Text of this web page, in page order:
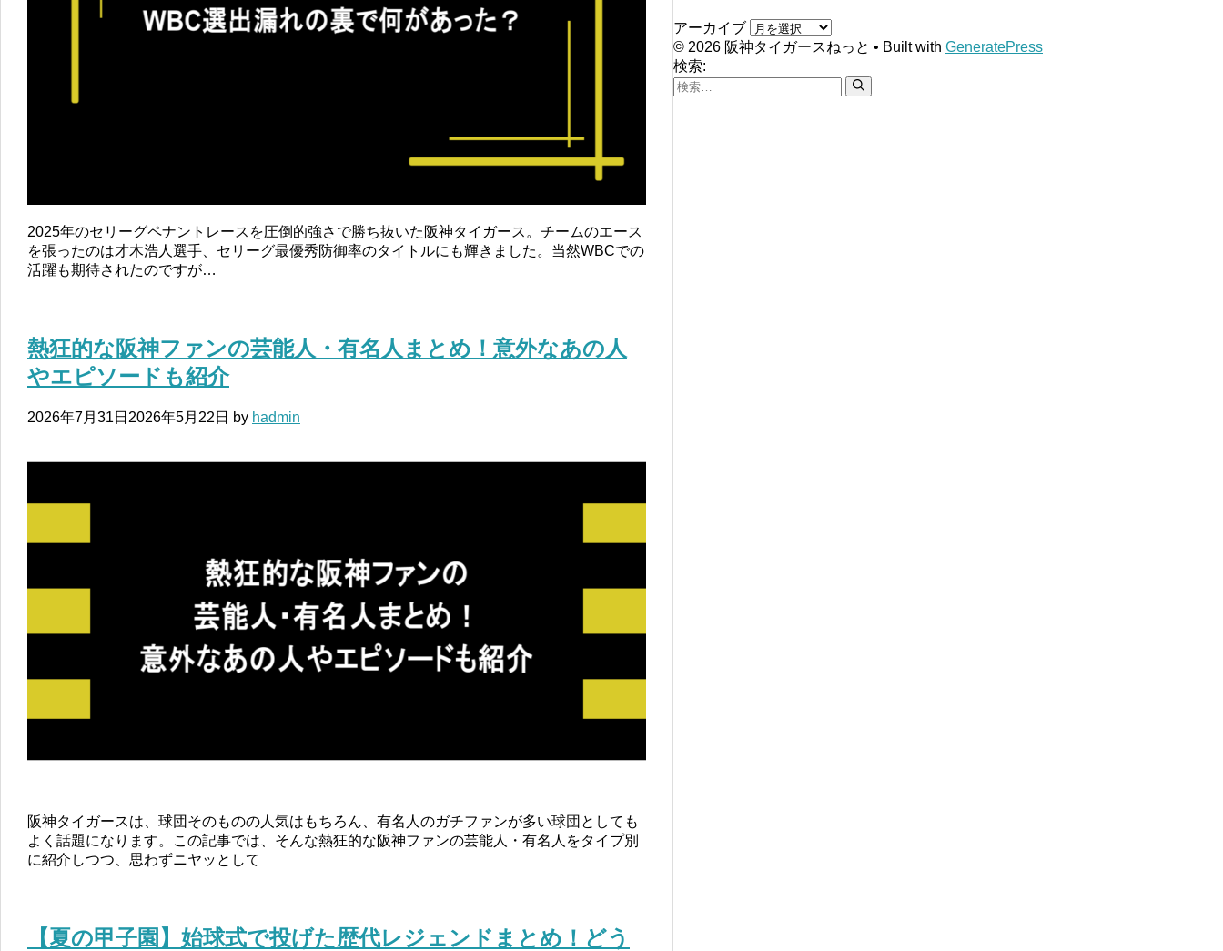
2025年のセリーグペナントレースを圧倒的強さで勝ち抜いた阪神タイガース。チームのエース
を張ったのは才木浩人選手、セリーグ最優秀防御率のタイトルにも輝きました。当然WBCでの
活躍も期待されたのですが…
熱狂的な阪神ファンの芸能人・有名人まとめ！意外なあの人
やエピソードも紹介
2026年7月31日 2026年5月22日 by hadmin
阪神タイガースは、球団そのものの人気はもちろん、有名人のガチファンが多い球団としても
よく話題になります。この記事では、そんな熱狂的な阪神ファンの芸能人・有名人をタイプ別
に紹介しつつ、思わずニヤッとして
【夏の甲子園】始球式で投げた歴代レジェンドまとめ！どう
アーカイブ
© 2026 阪神タイガースねっと • Built with GeneratePress
検索: